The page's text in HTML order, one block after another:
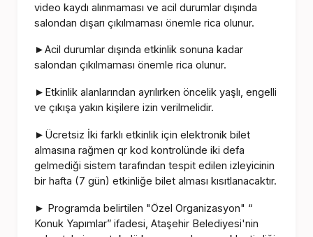
video kaydı alınmaması ve acil durumlar dışında
salondan dışarı çıkılmaması önemle rica olunur.
►Acil durumlar dışında etkinlik sonuna kadar
salondan çıkılmaması önemle rica olunur.
► Etkinlik alanlarından ayrılırken öncelik yaşlı, engelli
ve çıkışa yakın kişilere izin verilmelidir.
► Ücretsiz İki farklı etkinlik için elektronik bilet
almasına rağmen qr kod kontrolünde iki defa
gelmediği sistem tarafından tespit edilen izleyicinin
bir hafta (7 gün) etkinliğe bilet alması kısıtlanacaktır.
► Programda belirtilen "Özel Organizasyon" “
Konuk Yapımlar” ifadesi, Ataşehir Belediyesi'nin